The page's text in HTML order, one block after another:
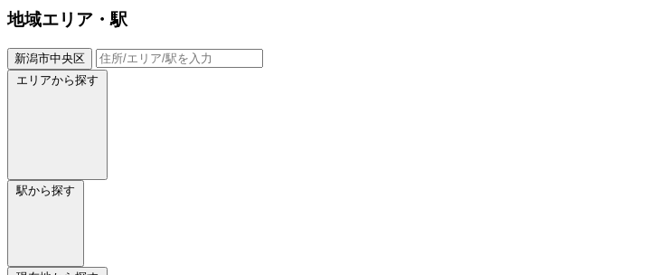
地域エリア・駅
新潟市中央区
エリアから探す
駅から探す